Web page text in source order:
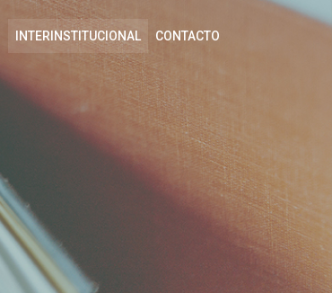
INTERINSTITUCIONAL CONTACTO